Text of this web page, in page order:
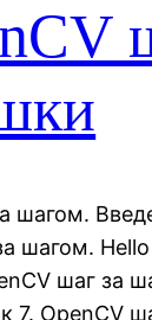
шагом.
шагом.
шаг за
7. OpenCV